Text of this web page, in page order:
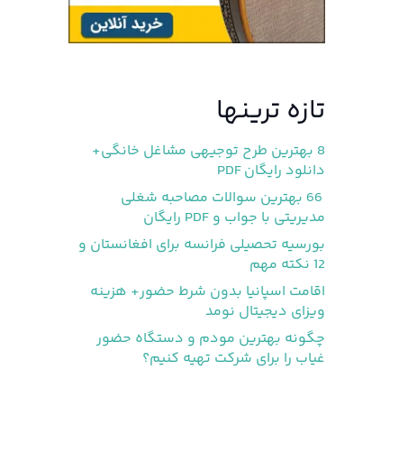
تازه ترینها
8 بهترین طرح توجیهی مشاغل خانگی+
دانلود رایگان PDF
66 بهترین سوالات مصاحبه شغلی
مدیریتی با جواب و PDF رایگان
بورسیه تحصیلی فرانسه برای افغانستان و
12 نکته مهم
اقامت اسپانیا بدون شرط حضور+ هزینه
ویزای دیجیتال نومد
چگونه بهترین مودم و دستگاه حضور
غیاب را برای شرکت تهیه کنیم؟